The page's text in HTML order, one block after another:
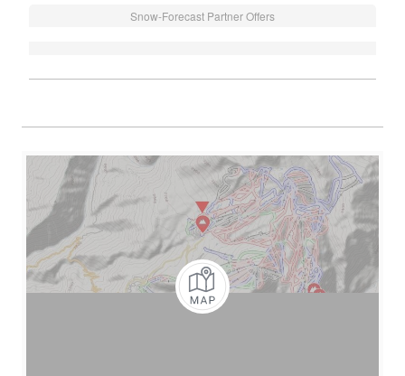
Snow-Forecast Partner Offers